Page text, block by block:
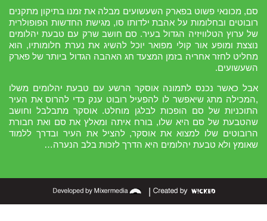
סם, מכונאי פשוט בפארק השעשועים מבלה את זמנו בתיקון מתקנים
רובוטים ובחלומות על אהבת ילדותו סו, מגישת החדשות הפופולרית
של ערוץ הטלוויזיה הגדול בעיר. סם חושב שרק עם טבעת יהלומים
נוצצת ומופע אור קולי מפואר יוכל להשיג את נערת חלומותיו, הוא
מחליט לחזר אחריה בזמן המצעד חג האהבה הגדול ביותר של פארק
השעשועים.
אבל כאשר נכנס לתמונה אוסקר הרשע עם טבעת יהלומים משלו
,המכילה מתג שיאפשר לו להפעיל רובוט ענק כדי להרוס את העיר
התוכניות של סם הופכות לבלגן מוחלט. אוסקר מתבלבל וחושב
שהטבעת של סם היא שלו, בורח איתה ומאלץ את סם ואת חבורת
הרובוטים שלו למצוא את אוסקר, להציל את העיר ובדרך ללמוד
שאומץ ולא טבעת יהלומים היא הדרך לזכות בלב הנערה…